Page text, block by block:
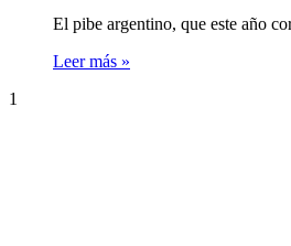
El pibe argentino, que este año
Leer más »
1